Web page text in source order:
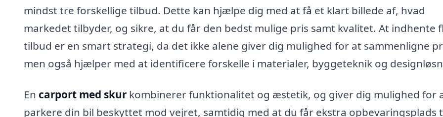
mindst tre forskellige tilbud. Dette kan hjælpe dig med at få et klart billede af, hvad
markedet tilbyder, og sikre, at du får den bedst mulige pris samt kvalitet. At indhente
tilbud er en smart strategi, da det ikke alene giver dig mulighed for at sammenligne
men også hjælper med at identificere forskelle i materialer, byggeteknik og
En carport med skur kombinerer funktionalitet og æstetik, og giver dig mulighed for
parkere din bil beskyttet mod vejret, samtidig med at du får ekstra opbevaringsplads